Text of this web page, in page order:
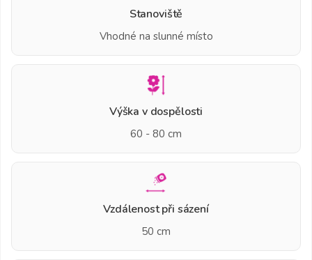
Stanoviště
Vhodné na slunné místo
Výška v dospělosti
60 - 80 cm
Vzdálenost při sázení
50 cm